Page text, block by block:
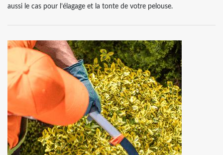
aussi le cas pour l’élagage et la tonte de votre pelouse.